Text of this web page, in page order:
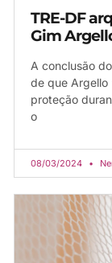
TRE-DF
Gim
A conclusão
de que Argello
proteção
o
08/03/2024